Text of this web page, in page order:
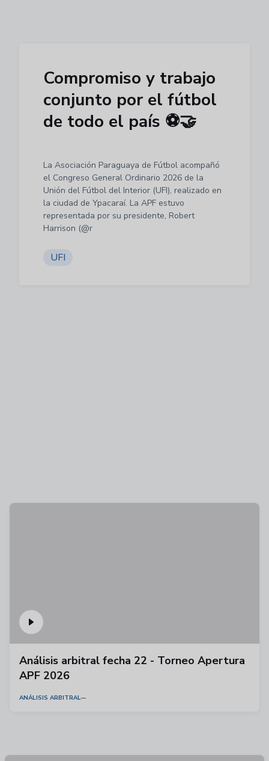
Compromiso y trabajo
conjunto por el fútbol
de todo el país ⚽️🤝
La Asociación Paraguaya de Fútbol acompañó
el Congreso General Ordinario 2026 de la
Unión del Fútbol del Interior (UFI), realizado en
la ciudad de Ypacaraí. La APF estuvo
representada por su presidente, Robert
Harrison (@r
UFI
Análisis arbitral fecha 22 - Torneo Apertura
APF 2026
ANÁLISIS ARBITRAL